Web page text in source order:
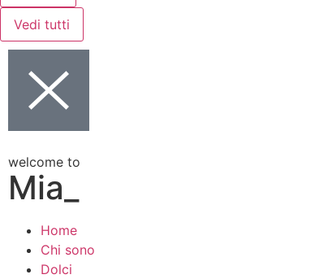
Vedi tutti
welcome to
Mia_
Home
Chi sono
Dolci